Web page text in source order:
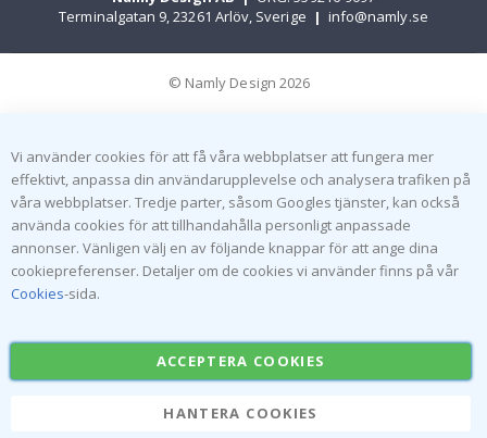
Terminalgatan 9, 23261 Arlöv, Sverige | info@namly.se
© Namly Design 2026
Vi använder cookies för att få våra webbplatser att fungera mer
effektivt, anpassa din användarupplevelse och analysera trafiken på
våra webbplatser. Tredje parter, såsom Googles tjänster, kan också
använda cookies för att tillhandahålla personligt anpassade
annonser. Vänligen välj en av följande knappar för att ange dina
cookiepreferenser. Detaljer om de cookies vi använder finns på vår
Cookies-sida.
ACCEPTERA COOKIES
HANTERA COOKIES